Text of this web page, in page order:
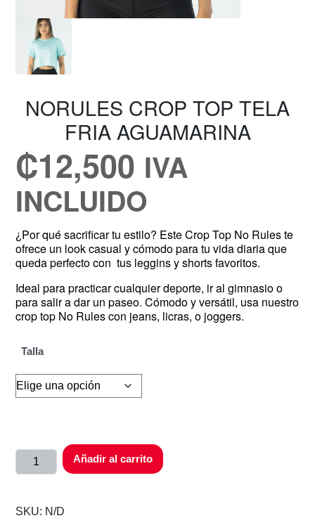
NORULES CROP TOP TELA
FRIA AGUAMARINA
₡12,500 IVA
INCLUIDO
¿Por qué sacrificar tu estilo? Este Crop Top No Rules te
ofrece un look casual y cómodo para tu vida diaria que
queda perfecto con tus leggins y shorts favoritos.
Ideal para practicar cualquier deporte, ir al gimnasio o
para salir a dar un paseo. Cómodo y versátil, usa nuestro
crop top No Rules con jeans, licras, o joggers.
Talla
Añadir al carrito
SKU: N/D